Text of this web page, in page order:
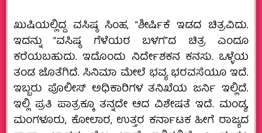
ಖುಷಿಯಲ್ಲಿದ್ದ ವಸಿಷ್ಠ ಸಿಂಹ, “ಶೀರ್ಷಿಕೆ ಇಡದ ಚಿತ್ರವಿದು.
ಇದನ್ನು “ವಸಿಷ್ಠ ಗೆಳೆಯರ ಬಳಗ”ದ ಚಿತ್ರ ಎಂದೂ
ಕರೆಯಬಹುದು. ಇದೊಂದು ನಿರ್ದೇಶಕನ ಕನಸು. ಒಳ್ಳೆಯ
ತಂಡ ಜೊತೆಗಿದೆ. ಸಿನಿಮಾ ಮೇಲೆ ಭವ್ಯ ಭರವಸೆಯೂ ಇದೆ.
ಇಬ್ಬರು ಪೊಲೀಸ್‌ ಅಧಿಕಾರಿಗಳ ತನಿಖೆಯ ಜರ್ನಿ ಇಲ್ಲಿದೆ.
ಇಲ್ಲಿ ಪ್ರತಿ ಪಾತ್ರಕ್ಕೂ ತನ್ನದೇ ಆದ ವಿಶೇಷತೆ ಇದೆ. ಮಂಡ್ಯ,
ಮಂಗಳೂರು, ಕೋಲಾರ, ಉತ್ತರ ಕರ್ನಾಟಕ ಹೀಗೆ ರಾಜ್ಯದ